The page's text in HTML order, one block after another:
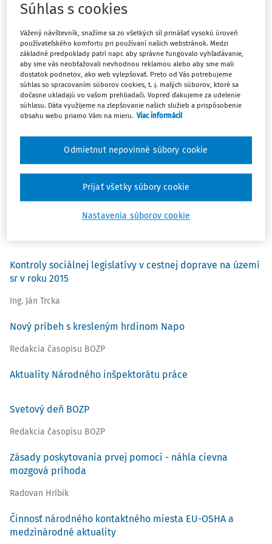
Posudzovanie a riadenie zdravotného rizika v dôsledku
záťaže chladom
Zoznam STN, ich zmien a opráv vydaných tlačou a
Ekonomické náklady na pracovné úrazy a choroby z
Kontroly sociálnej legislatívy v cestnej doprave na území
sr v roku 2015
Ing. Ján Trcka
Nový príbeh s kresleným hrdinom Napo
Redakcia časopisu BOZP
Aktuality Národného inšpektorátu práce
Svetový deň BOZP
Redakcia časopisu BOZP
Zásady poskytovania prvej pomoci - náhla cievna
mozgová príhoda
Radovan Hríbik
Činnosť národného kontaktného miesta EU-OSHA a
medzinárodné aktuality
Súhlas s cookies
Vážený návštevník, snažíme sa zo všetkých síl prinášať vysokú úroveň
používateľského komfortu pri používaní našich webstránok. Medzi
základné predpoklady patrí napr. aby správne fungovalo vyhľadávanie,
aby sme vás neobťažovali nevhodnou reklamou alebo aby sme mali
dostatok podnetov, ako web vylepšovať. Preto od Vás potrebujeme
súhlas so spracovaním súborov cookies, t. j. malých súborov, ktoré sa
dočasne ukladajú vo vašom prehliadači. Vopred ďakujeme za udelenie
súhlasu. Dáta využijeme na zlepšovanie našich služieb a prispôsobenie
obsahu webu priamo Vám na mieru. Viac informácií
Nastavenia súborov cookie
Odmietnut nepovinné súbory cookie
Prijať všetky súbory cookie